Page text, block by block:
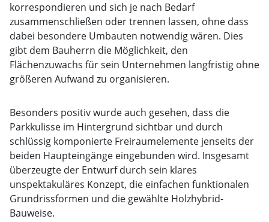
korrespondieren und sich je nach Bedarf
zusammenschließen oder trennen lassen, ohne dass
dabei besondere Umbauten notwendig wären. Dies
gibt dem Bauherrn die Möglichkeit, den
Flächenzuwachs für sein Unternehmen langfristig ohne
größeren Aufwand zu organisieren.
Besonders positiv wurde auch gesehen, dass die
Parkkulisse im Hintergrund sichtbar und durch
schlüssig komponierte Freiraumelemente jenseits der
beiden Haupteingänge eingebunden wird. Insgesamt
überzeugte der Entwurf durch sein klares
unspektakuläres Konzept, die einfachen funktionalen
Grundrissformen und die gewählte Holzhybrid-
Bauweise.